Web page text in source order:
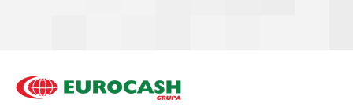
poprawy rentowności i większej stabilności operacyjnej.
Oszczędności kosztowe realizowane w ramach strategii